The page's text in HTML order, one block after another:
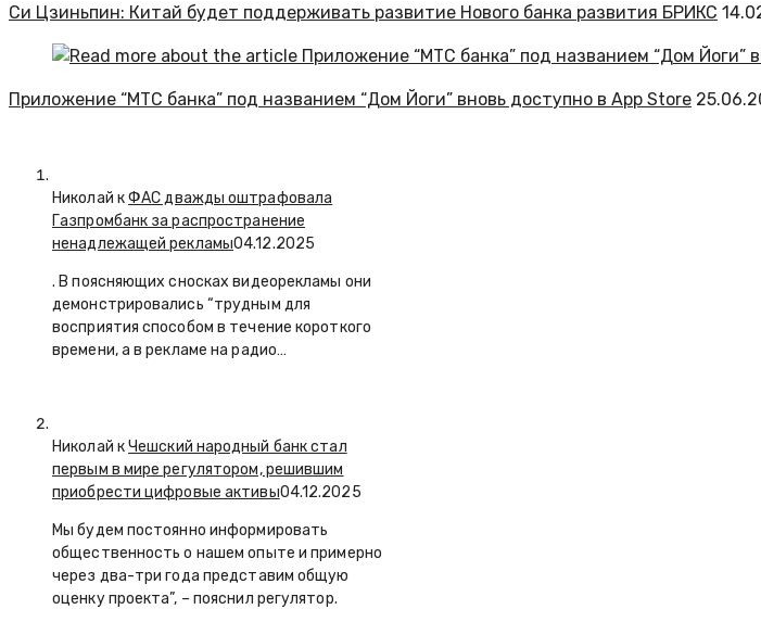
Си Цзиньпин: Китай будет поддерживать развитие Нового банка развития БРИКС
Приложение “МТС банка” под названием “Дом Йоги” вновь доступно в App Store
Николай кФАС дважды оштрафовала
Газпромбанк за распространение
ненадлежащей рекламы04.12.2025
. В поясняющих сносках видеорекламы они
демонстрировались “трудным для
восприятия способом в течение короткого
времени, а в рекламе на радио…
Николай кЧешский народный банк стал
первым в мире регулятором, решившим
приобрести цифровые активы04.12.2025
Мы будем постоянно информировать
общественность о нашем опыте и примерно
через два-три года представим общую
оценку проекта”, – пояснил регулятор.